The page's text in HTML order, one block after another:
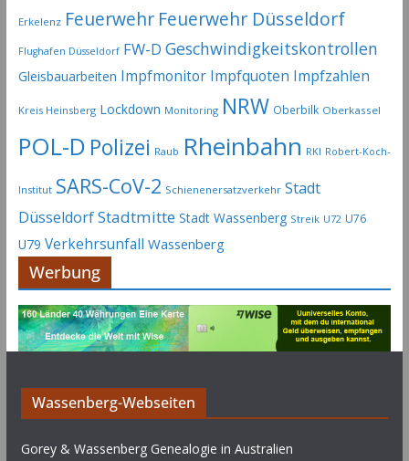
Erkelenz Feuerwehr Feuerwehr Düsseldorf
Flughafen Düsseldorf FW-D Geschwindigkeitskontrollen
Gleisbauarbeiten Impfmonitor Impfquoten Impfzahlen
Kreis Heinsberg Lockdown Monitoring NRW Oberbilk Oberkassel
POL-D Polizei Raub Rheinbahn RKI Robert-Koch-
Institut SARS-CoV-2 Schienenersatzverkehr Stadt
DüsseldorfStadtmitte Stadt Wassenberg Streik U72 U76
U79 Verkehrsunfall Wassenberg
Werbung
Wassenberg-Webseiten
Gorey & Wassenberg Genealogie in Australien